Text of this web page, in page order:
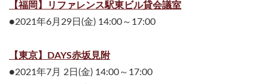
【福岡】リファレンス駅東ビル貸会議室
●2021年6月29日(金) 14:00～17:00
【東京】DAYS赤坂見附
●2021年7月 2日(金) 14:00～17:00